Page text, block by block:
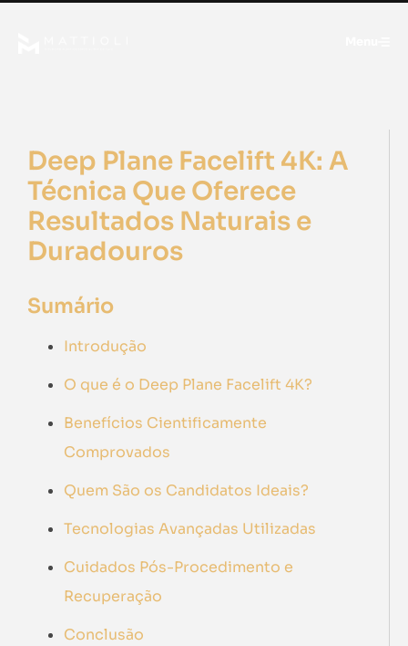
Deep Plane Facelift 4K: A
Técnica Que Oferece
Resultados Naturais e
Duradouros
Sumário
Introdução
O que é o Deep Plane Facelift 4K?
Benefícios Cientificamente
Comprovados
Quem São os Candidatos Ideais?
Tecnologias Avançadas Utilizadas
Cuidados Pós-Procedimento e
Recuperação
Conclusão